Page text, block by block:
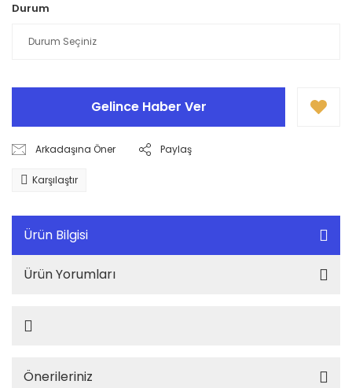
Durum
Gelince Haber Ver
Arkadaşına Öner Paylaş
Karşılaştır
Ürün Bilgisi
Ürün Yorumları
Önerileriniz